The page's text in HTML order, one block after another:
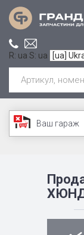
R: ua S: ua
Ваш гараж